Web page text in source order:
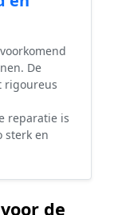
De
rigoureus
reparatie is
sterk en
de